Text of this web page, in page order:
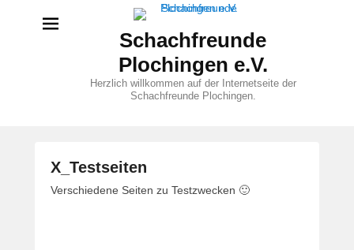
Schachfreunde
Plochingen e.V.
Herzlich willkommen auf der Internetseite der
Schachfreunde Plochingen.
X_Testseiten
V
Verschiedene Seiten zu Testzwecken 🙂